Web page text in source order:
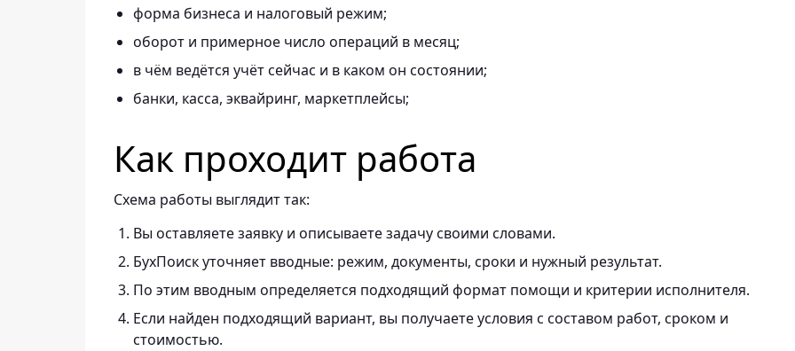
форма бизнеса и налоговый режим;
оборот и примерное число операций в месяц;
в чём ведётся учёт сейчас и в каком он состоянии;
банки, касса, эквайринг, маркетплейсы;
Как проходит работа
Схема работы выглядит так:
Вы оставляете заявку и описываете задачу своими словами.
БухПоиск уточняет вводные: режим, документы, сроки и нужный результат.
По этим вводным определяется подходящий формат помощи и критерии исполнителя.
Если найден подходящий вариант, вы получаете условия с составом работ, сроком и
стоимостью.